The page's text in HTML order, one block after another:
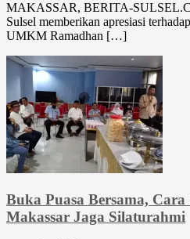
MAKASSAR, BERITA-
Sulsel memberikan apresiasi
UMKM Ramadhan […]
Buka Puasa Bersama,
Makassar Jaga Silaturahmi